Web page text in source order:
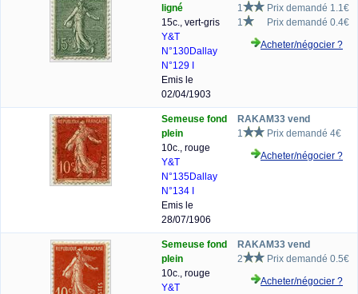
ligné
15c., vert-gris
Y&T
N°130Dallay
N°129 I
Emis le
02/04/1903
1
Prix demandé 1.1€
1
Prix demandé 0.4€
Acheter/négocier ?
Semeuse fond
plein
10c., rouge
Y&T
N°135Dallay
N°134 I
Emis le
28/07/1906
RAKAM33 vend
1
Prix demandé 4€
Acheter/négocier ?
Semeuse fond
plein
10c., rouge
Y&T
RAKAM33 vend
2
Prix demandé 0.5€
Acheter/négocier ?